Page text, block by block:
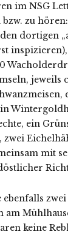
im NSG
zu
dortigen
jeweils
ein
zwei
mit
am
keine